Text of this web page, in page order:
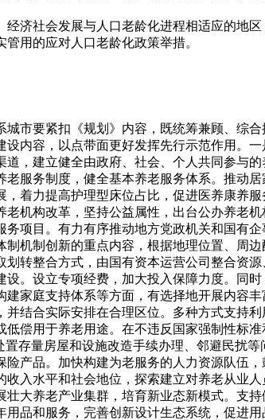
经济社会发展与人口老龄化进程相适应的地
用的应对人口老龄化政策举措。
市要紧扣《规划》内容，既统筹兼顾、综
内容，以点带面更好发挥先行示范作用。
，建立健全由政府、社会、个人共同参与
老服务制度，健全基本养老服务体系。推动
，着力提高护理型床位占比，促进医养康养
机构改革，坚持公益属性，出台公办养老
项目。有力有序推动地方党政机关和国有
机制创新的重点内容，根据地理位置、周
转整合方式，由国有资本运营公司整合资
设。设立专项经费，加大投入保障力度。同
家庭支持体系等方面，有选择地开展内容
结合实际安排在合理区位。多种方式支持
偿用于养老用途。在不违反国家强制性标
置存量房屋和设施改造手续办理、邻避民扰
险产品。加快构建为老服务的人力资源队伍
入水平和社会地位，探索建立对养老从业
大养老产业集群，培育新业态新模式。支
品和服务，完善创新设计生态系统，促进